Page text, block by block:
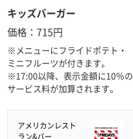
キッズバーガー
価格：715円
※メニューにフライドポテト・
ミニフルーツが付きます。
※17:00以降、表示金額に10％の
サービス料が加算されます。
アメリカンレスト
ラン&バー